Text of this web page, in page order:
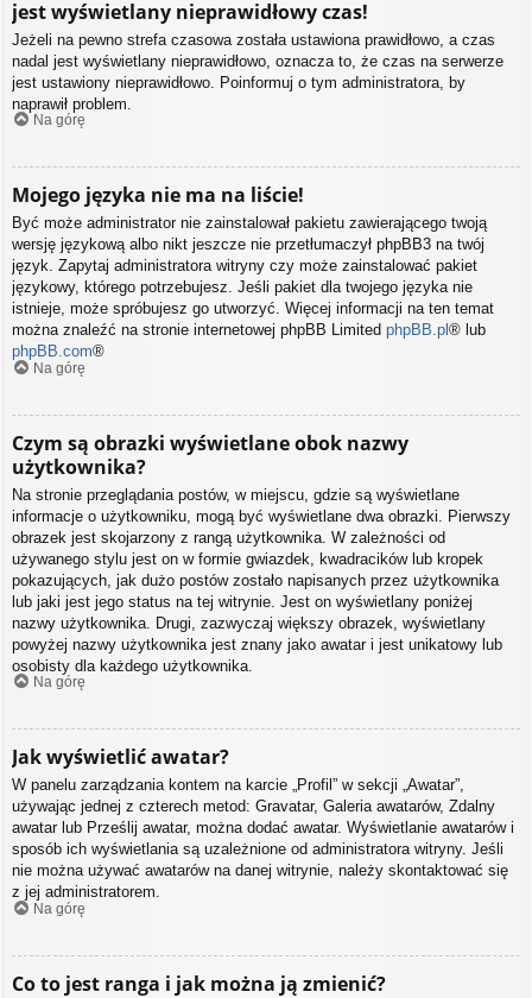
jest wyświetlany nieprawidłowy czas!
Jeżeli na pewno strefa czasowa została ustawiona prawidłowo, a czas
nadal jest wyświetlany nieprawidłowo, oznacza to, że czas na serwerze
jest ustawiony nieprawidłowo. Poinformuj o tym administratora, by
naprawił problem.
Na górę
Mojego języka nie ma na liście!
Być może administrator nie zainstalował pakietu zawierającego twoją
wersję językową albo nikt jeszcze nie przetłumaczył phpBB3 na twój
język. Zapytaj administratora witryny czy może zainstalować pakiet
językowy, którego potrzebujesz. Jeśli pakiet dla twojego języka nie
istnieje, może spróbujesz go utworzyć. Więcej informacji na ten temat
można znaleźć na stronie internetowej phpBB Limited phpBB.pl ® lub
phpBB.com®
Na górę
Czym są obrazki wyświetlane obok nazwy
użytkownika?
Na stronie przeglądania postów, w miejscu, gdzie są wyświetlane
informacje o użytkowniku, mogą być wyświetlane dwa obrazki. Pierwszy
obrazek jest skojarzony z rangą użytkownika. W zależności od
używanego stylu jest on w formie gwiazdek, kwadracików lub kropek
pokazujących, jak dużo postów zostało napisanych przez użytkownika
lub jaki jest jego status na tej witrynie. Jest on wyświetlany poniżej
nazwy użytkownika. Drugi, zazwyczaj większy obrazek, wyświetlany
powyżej nazwy użytkownika jest znany jako awatar i jest unikatowy lub
osobisty dla każdego użytkownika.
Na górę
Jak wyświetlić awatar?
W panelu zarządzania kontem na karcie „Profil” w sekcji „Awatar”,
używając jednej z czterech metod: Gravatar, Galeria awatarów, Zdalny
awatar lub Prześlij awatar, można dodać awatar. Wyświetlanie awatarów i
sposób ich wyświetlania są uzależnione od administratora witryny. Jeśli
nie można używać awatarów na danej witrynie, należy skontaktować się
z jej administratorem.
Na górę
Co to jest ranga i jak można ją zmienić?